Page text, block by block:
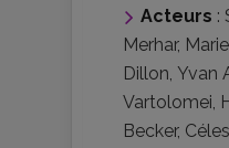
Acteurs :
Merhar,
Dillon, Yvan
Vartolomei,
Becker,